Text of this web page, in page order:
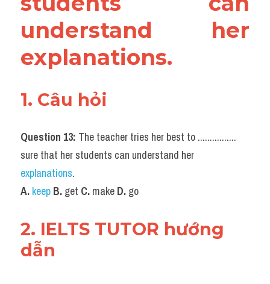
understand her
explanations.
1. Câu hỏi
Question 13: The teacher tries her best to ................
explanations.
A. keep B. get C. make D. go
2. IELTS TUTOR hướng
dẫn